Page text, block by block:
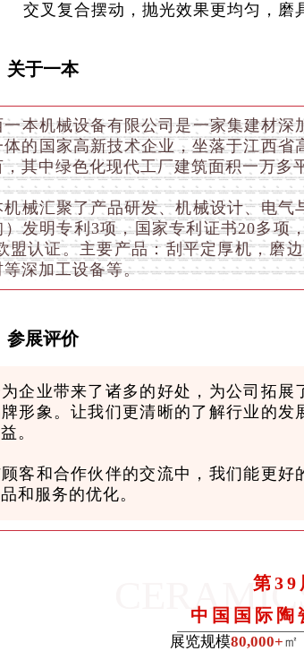
交叉复合摆动，抛光效果更均匀，磨
关于一本
一本机械设备有限公司是一家集建材
体的国家高新技术企业，坐落于江西
，其中绿色化现代工厂建筑面积一万多
机械汇聚了产品研发、机械设计、电
）发明专利3项，国家专利证书20多项
盟认证。主要产品：刮平定厚机，磨
等深加工设备等。
参展评价
企业带来了诸多的好处，为公司拓
形象。让我们更清晰的了解行业的
。
客和合作伙伴的交流中，我们能更
和服务的优化。
第39
中国国际陶
展览规模80,000+㎡